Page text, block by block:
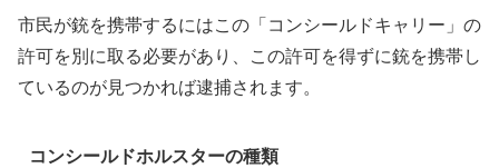
市民が銃を携帯するにはこの「コンシールドキャリー」の
許可を別に取る必要があり、この許可を得ずに銃を携帯し
ているのが見つかれば逮捕されます。
コンシールドホルスターの種類